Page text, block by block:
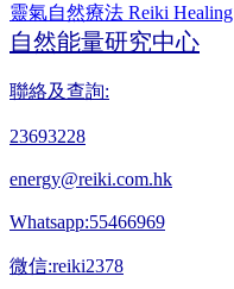
靈氣自然療法 Reiki Healing
自然能量研究中心
聯絡及查詢:
23693228
energy@reiki.com.hk
Whatsapp:55466969
微信:reiki2378